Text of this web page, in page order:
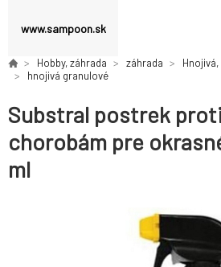
www.sampoon.sk
Hobby, záhrada záhrada
hnojivá granulové
Substral postrek
chorobám pre
ml